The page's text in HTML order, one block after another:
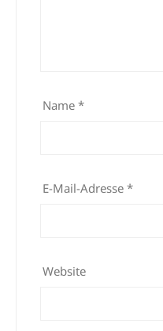
Name *
E-Mail-Adresse *
Website